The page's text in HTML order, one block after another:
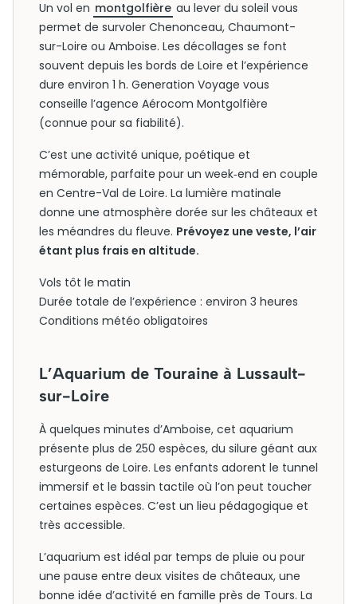
Un vol en montgolfière au lever du soleil vous
permet de survoler Chenonceau, Chaumont-
sur-Loire ou Amboise. Les décollages se font
souvent depuis les bords de Loire et l’expérience
dure environ 1 h. Generation Voyage vous
conseille l’agence Aérocom Montgolfière
(connue pour sa fiabilité).
C’est une activité unique, poétique et
mémorable, parfaite pour un week‑end en couple
en Centre-Val de Loire. La lumière matinale
donne une atmosphère dorée sur les châteaux et
les méandres du fleuve. Prévoyez une veste, l’air
étant plus frais en altitude.
Vols tôt le matin
Durée totale de l’expérience : environ 3 heures
Conditions météo obligatoires
L’Aquarium de Touraine à Lussault-
sur-Loire
À quelques minutes d’Amboise, cet aquarium
présente plus de 250 espèces, du silure géant aux
esturgeons de Loire. Les enfants adorent le tunnel
immersif et le bassin tactile où l’on peut toucher
certaines espèces. C’est un lieu pédagogique et
très accessible.
L’aquarium est idéal par temps de pluie ou pour
une pause entre deux visites de châteaux, une
bonne idée d’activité en famille près de Tours. La